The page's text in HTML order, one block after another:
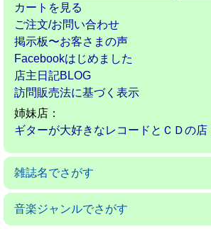
カートを見る
ご注文/お問い合わせ
掲示板〜お客さまの声
Facebookはじめました
店主日記BLOG
訪問販売法に基づく表示
姉妹店：
ギターが大好きなレコードとＣＤの店
雑誌名でさがす
アコースティックギターマガジン
ギターマガジン
ギターミュージック(新掘)
現代ギター
ゴールドワックス
サウンド＆レコーディングマガジン
サウンドデザイナー
サックス＆ブラス・マガジン
ザ・ディグ
ジャズライフ
スイングジャーナル
ストレンジ・デイズ
ダウンビート
バーン
パセオフラメンコ
PCミュージック
プレイヤー
ベースマガジン
ミュージックマガジン
ヤングギター
リズム＆ドラムマガジン
レコード・コレクターズ
ロッキング・オン
ロッキング・オン・ジャパン
音楽ジャンルでさがす